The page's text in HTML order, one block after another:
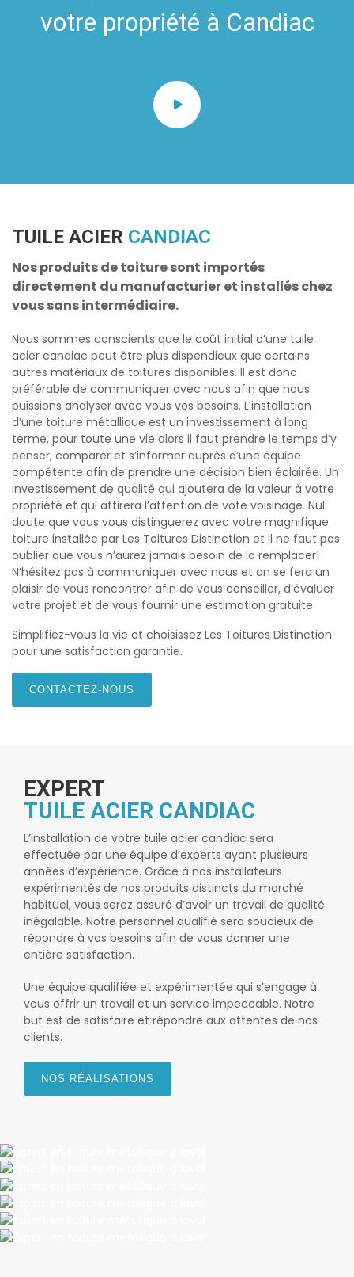
votre propriété à Candiac
TUILE ACIER CANDIAC
Nos produits de toiture sont importés
directement du manufacturier et installés chez
vous sans intermédiaire.
Nous sommes conscients que le coût initial d’une tuile
acier candiac peut être plus dispendieux que certains
autres matériaux de toitures disponibles. Il est donc
préférable de communiquer avec nous afin que nous
puissions analyser avec vous vos besoins. L’installation
d’une toiture métallique est un investissement à long
terme, pour toute une vie alors il faut prendre le temps d’y
penser, comparer et s’informer auprès d’une équipe
compétente afin de prendre une décision bien éclairée. Un
investissement de qualité qui ajoutera de la valeur à votre
propriété et qui attirera l’attention de vote voisinage. Nul
doute que vous vous distinguerez avec votre magnifique
toiture installée par Les Toitures Distinction et il ne faut pas
oublier que vous n’aurez jamais besoin de la remplacer!
N’hésitez pas à communiquer avec nous et on se fera un
plaisir de vous rencontrer afin de vous conseiller, d’évaluer
votre projet et de vous fournir une estimation gratuite.
Simplifiez-vous la vie et choisissez Les Toitures Distinction
pour une satisfaction garantie.
CONTACTEZ-NOUS
EXPERT
TUILE ACIER CANDIAC
L’installation de votre tuile acier candiac sera
effectuée par une équipe d’experts ayant plusieurs
années d’expérience. Grâce à nos installateurs
expérimentés de nos produits distincts du marché
habituel, vous serez assuré d’avoir un travail de qualité
inégalable. Notre personnel qualifié sera soucieux de
répondre à vos besoins afin de vous donner une
entière satisfaction.
Une équipe qualifiée et expérimentée qui s’engage à
vous offrir un travail et un service impeccable. Notre
but est de satisfaire et répondre aux attentes de nos
clients.
NOS RÉALISATIONS